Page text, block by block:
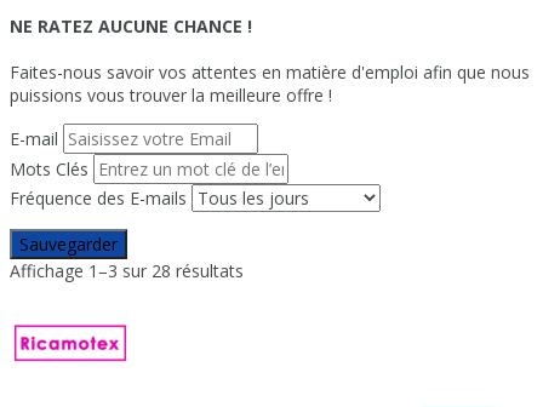
NE RATEZ AUCUNE CHANCE !
Faites-nous savoir vos attentes en matière d'emploi afin que nous
puissions vous trouver la meilleure offre !
E-mail
Mots Clés
Fréquence des E-mails
Sauvegarder
Affichage 1–3 sur 28 résultats